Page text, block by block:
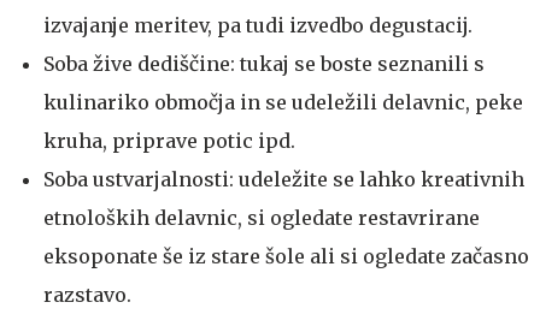
izvajanje meritev, pa tudi izvedbo degustacij.
Soba žive dediščine: tukaj se boste seznanili s
kulinariko območja in se udeležili delavnic, peke
kruha, priprave potic ipd.
Soba ustvarjalnosti: udeležite se lahko kreativnih
etnoloških delavnic, si ogledate restavrirane
eksoponate še iz stare šole ali si ogledate začasno
razstavo.